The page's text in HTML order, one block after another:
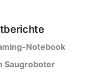
Notebook
Saugroboter